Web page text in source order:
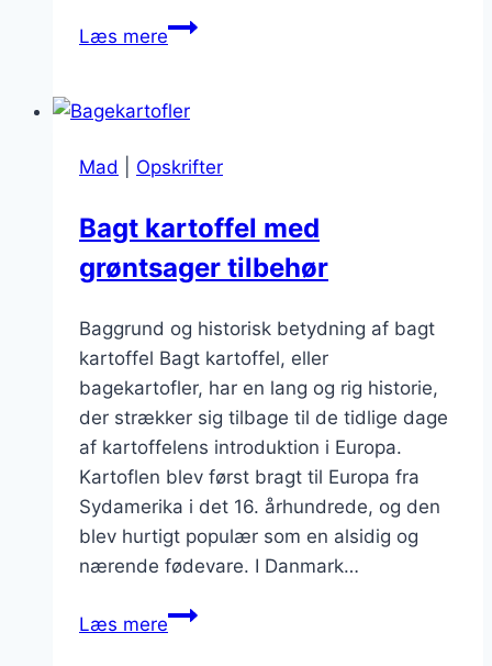
Læs mereBagte
grønt
Mad
Opskrifter
Bagt kartoffel med
grøntsager tilbehør
Baggrund og historisk betydning af bagt
kartoffel Bagt kartoffel, eller
bagekartofler, har en lang og rig historie,
der strækker sig tilbage til de tidlige dage
af kartoffelens introduktion i Europa.
Kartoflen blev først bragt til Europa fra
Sydamerika i det 16. århundrede, og den
blev hurtigt populær som en alsidig og
nærende fødevare. I Danmark…
Læs mereBagt